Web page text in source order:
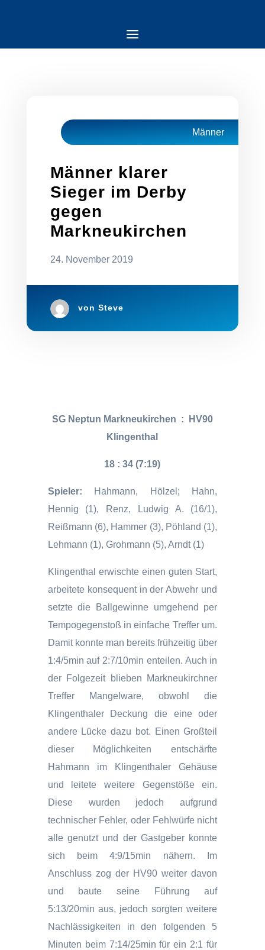
Männer
Männer klarer
Sieger im Derby
gegen
Markneukirchen
24. November 2019
von Steve
SG Neptun Markneukirchen :
HV90
Klingenthal
18 : 34 (7:19)
Spieler:
Hahmann, Hölzel; Hahn,
Hennig (1), Renz, Ludwig A. (16/1),
Reißmann (6), Hammer (3), Pöhland (1),
Lehmann (1), Grohmann (5), Arndt (1)
Klingenthal erwischte einen guten Start,
arbeitete konsequent in der Abwehr und
setzte die Ballgewinne umgehend per
Tempogegenstoß in einfache Treffer um.
Damit konnte man bereits frühzeitig über
1:4/5min auf 2:7/10min enteilen. Auch in
der Folgezeit blieben Markneukirchner
Treffer Mangelware, obwohl die
Klingenthaler Deckung die eine oder
andere Lücke dazu bot. Einen Großteil
dieser Möglichkeiten entschärfte
Hahmann im Klingenthaler Gehäuse
und leitete weitere Gegenstöße ein.
Diese wurden jedoch aufgrund
technischer Fehler, oder Fehlwürfe nicht
alle genutzt und der Gastgeber konnte
sich beim 4:9/15min nähern. Im
Anschluss zog der HV90 weiter davon
und baute seine Führung auf
5:13/20min aus, jedoch sorgten weitere
Nachlässigkeiten in den folgenden 5
Minuten beim 7:14/25min für ein 2:1 für